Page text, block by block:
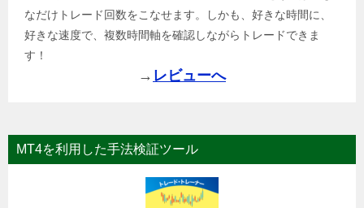
なだけトレード回数をこなせます。しかも、好きな時間に、
好きな速度で、複数時間軸を確認しながらトレードできま
す！
→ レビューへ
MT4を利用した手法検証ツール